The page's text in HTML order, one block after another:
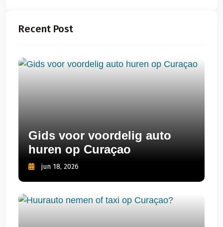
Recent Post
Gids voor voordelig auto
huren op Curaçao
jun 18, 2026